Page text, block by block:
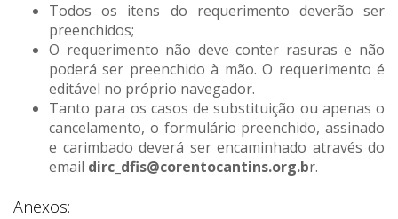
Todos os itens do requerimento deverão ser
preenchidos;
O requerimento não deve conter rasuras e não
poderá ser preenchido à mão. O requerimento é
editável no próprio navegador.
Tanto para os casos de substituição ou apenas o
cancelamento, o formulário preenchido, assinado
e carimbado deverá ser encaminhado através do
email dirc_dfis@corentocantins.org.br.
Anexos: